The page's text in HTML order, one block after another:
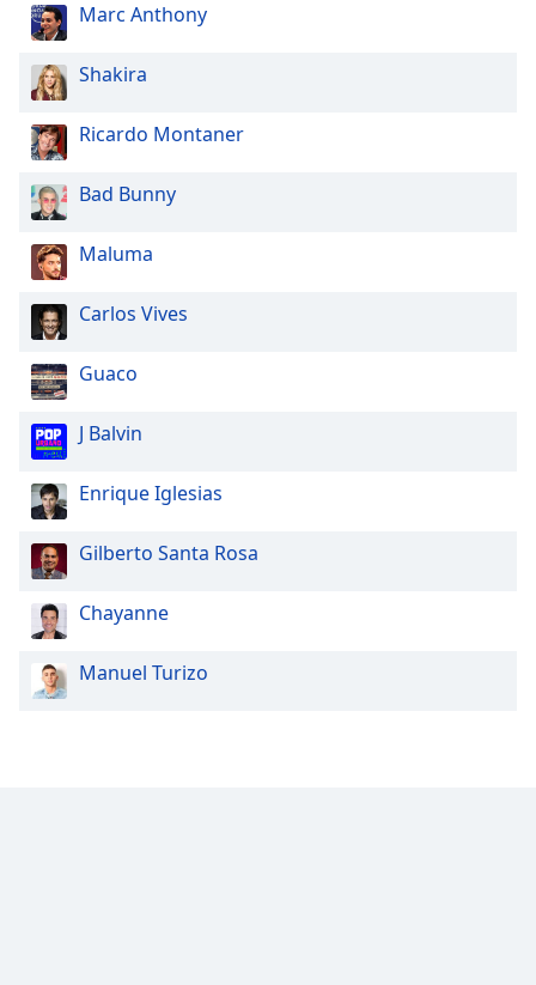
Marc Anthony
Shakira
Ricardo Montaner
Bad Bunny
Maluma
Carlos Vives
Guaco
J Balvin
Enrique Iglesias
Gilberto Santa Rosa
Chayanne
Manuel Turizo